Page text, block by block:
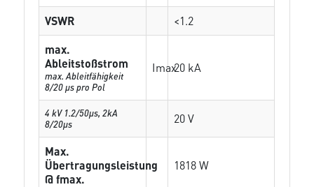
VSWR
<1.2
max.
Ableitstoßstrom
max. Ableitfähigkeit
8/20 µs pro Pol
Imax20 kA
4 kV 1.2/50μs, 2kA
8/20μs
20 V
Max.
Übertragungsleistung
@ fmax.
1818 W